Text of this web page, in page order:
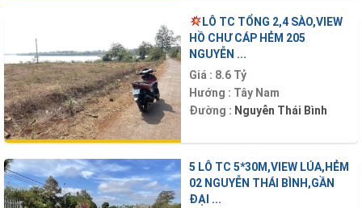
LÔ TC TỔNG 2,4 SÀO,VIEW
HỒ CHƯ CÁP HẺM 205
NGUYỄN ...
Giá : 8.6 Tỷ
Hướng : Tây Nam
Đường : Nguyễn Thái Bình
5 LÔ TC 5*30M,VIEW LÚA,HẺM
02 NGUYỄN THÁI BÌNH,GẦN
ĐẠI ...